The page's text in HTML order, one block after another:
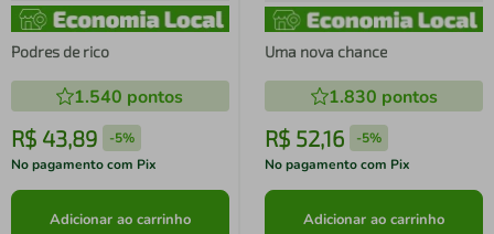
Podres de rico
1.540 pontos
R$ 43,89 -5%
No pagamento com Pix
Adicionar ao carrinho
Uma nova chance
1.830 pontos
R$ 52,16 -5%
No pagamento com Pix
Adicionar ao carrinho